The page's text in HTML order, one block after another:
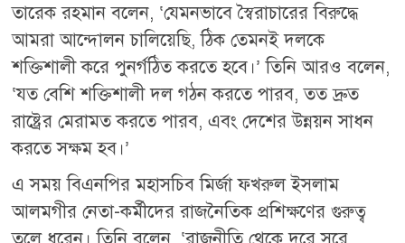
তারেক রহমান বলেন, ‘যেমনভাবে স্বৈরাচারের বিরুদ্ধে
আমরা আন্দোলন চালিয়েছি, ঠিক তেমনই দলকে
শক্তিশালী করে পুনর্গঠিত করতে হবে।’ তিনি আরও বলেন,
‘যত বেশি শক্তিশালী দল গঠন করতে পারব, তত দ্রুত
রাষ্ট্রের মেরামত করতে পারব, এবং দেশের উন্নয়ন সাধন
করতে সক্ষম হব।’
এ সময় বিএনপির মহাসচিব মির্জা ফখরুল ইসলাম
আলমগীর নেতা-কর্মীদের রাজনৈতিক প্রশিক্ষণের গুরুত্ব